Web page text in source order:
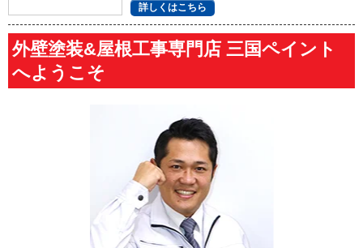
詳しくはこちら
外壁塗装&屋根工事専門店 三国ペイント
へようこそ